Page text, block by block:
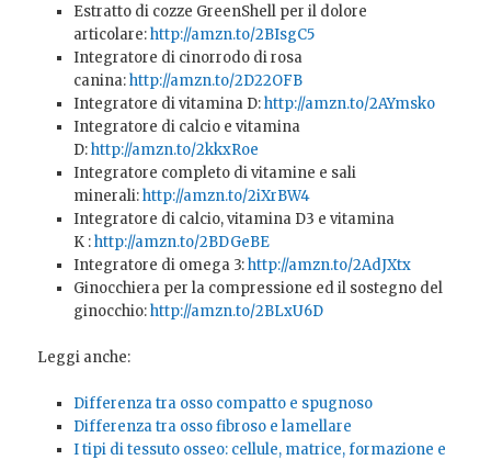
Estratto di cozze GreenShell per il dolore
articolare:http://amzn.to/2BIsgC5
Integratore di cinorrodo di rosa
canina:http://amzn.to/2D22OFB
Integratore di vitamina D:http://amzn.to/2AYmsko
Integratore di calcio e vitamina
D:http://amzn.to/2kkxRoe
Integratore completo di vitamine e sali
minerali:http://amzn.to/2iXrBW4
Integratore di calcio,vitamina D3 e vitamina
K:http://amzn.to/2BDGeBE
Integratore di omega 3:http://amzn.to/2AdJXtx
Ginocchiera per la compressione ed il sostegno del
ginocchio:http://amzn.to/2BLxU6D
Leggi anche:
Differenza tra osso compatto e spugnoso
Differenza tra osso fibroso e lamellare
I tipi di tessuto osseo: cellule, matrice, formazione e